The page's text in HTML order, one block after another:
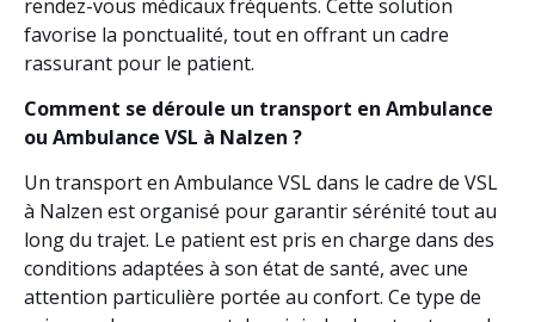
rendez-vous médicaux fréquents. Cette solution
favorise la ponctualité, tout en offrant un cadre
rassurant pour le patient.
Comment se déroule un transport en Ambulance
ou Ambulance VSL à Nalzen ?
Un transport en Ambulance VSL dans le cadre de VSL
à Nalzen est organisé pour garantir sérénité tout au
long du trajet. Le patient est pris en charge dans des
conditions adaptées à son état de santé, avec une
attention particulière portée au confort. Ce type de